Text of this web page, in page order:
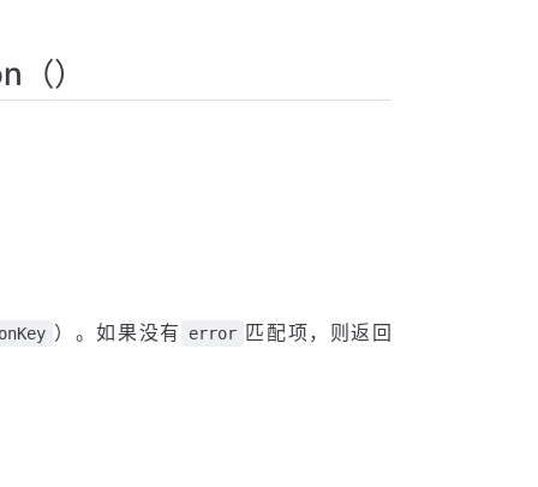
）
）。如果没有 error 匹配项，则返回